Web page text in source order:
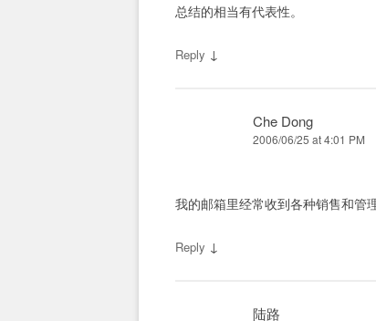
总结的相当有代表性。
Reply ↓
Che Dong
2006/06/25 at 4:01 PM
我的邮箱里经常收到各种销售和管
Reply ↓
陆路